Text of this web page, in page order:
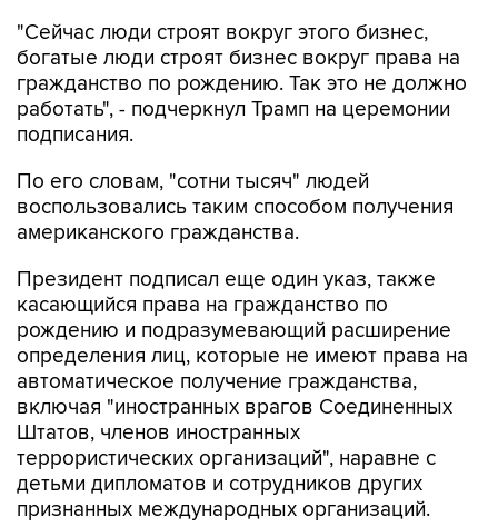
"Сейчас люди строят вокруг этого бизнес,
богатые люди строят бизнес вокруг права на
гражданство по рождению. Так это не должно
работать", - подчеркнул Трамп на церемонии
подписания.
По его словам, "сотни тысяч" людей
воспользовались таким способом получения
американского гражданства.
Президент подписал еще один указ, также
касающийся права на гражданство по
рождению и подразумевающий расширение
определения лиц, которые не имеют права на
автоматическое получение гражданства,
включая "иностранных врагов Соединенных
Штатов, членов иностранных
террористических организаций", наравне с
детьми дипломатов и сотрудников других
признанных международных организаций.